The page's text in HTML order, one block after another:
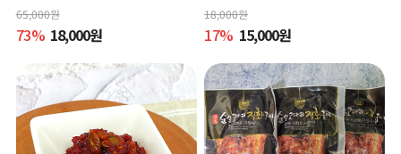
65,000원
73% 18,000원
18,000원
17% 15,000원